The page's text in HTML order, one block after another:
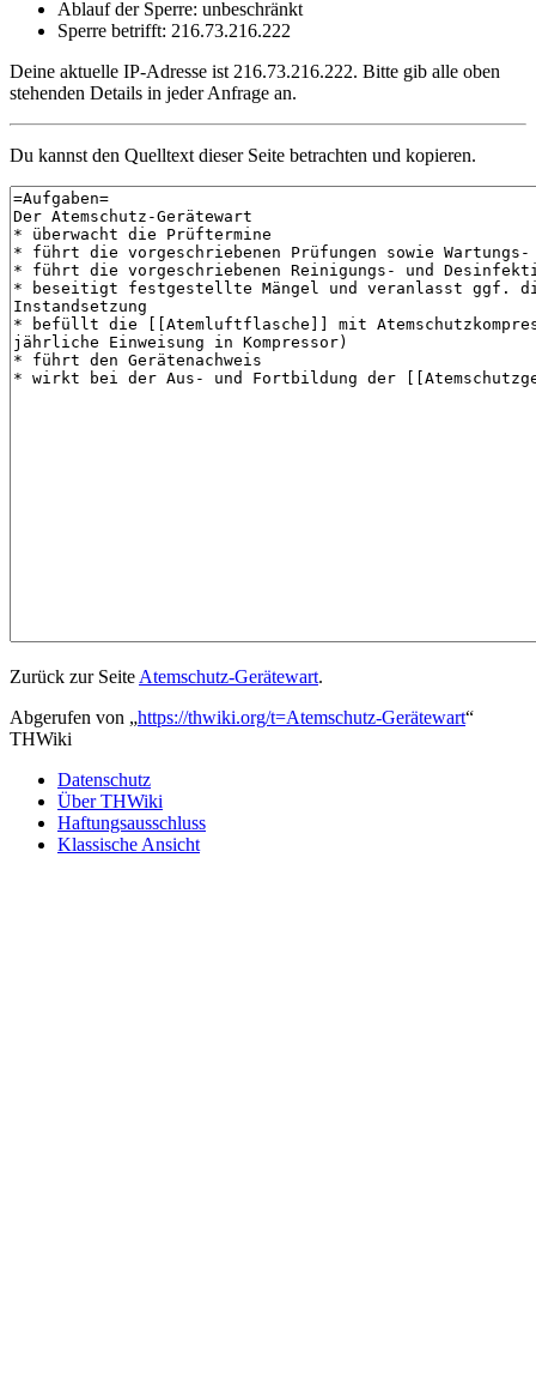
Ablauf der Sperre: unbeschränkt
Sperre betrifft: 216.73.216.222
Deine aktuelle IP-Adresse ist 216.73.216.222. Bitte gib alle oben
stehenden Details in jeder Anfrage an.
Du kannst den Quelltext dieser Seite betrachten und kopieren.
Zurück zur Seite Atemschutz-Gerätewart.
Abgerufen von „https://thwiki.org/t=Atemschutz-Gerätewart“
THWiki
Datenschutz
Über THWiki
Haftungsausschluss
Klassische Ansicht